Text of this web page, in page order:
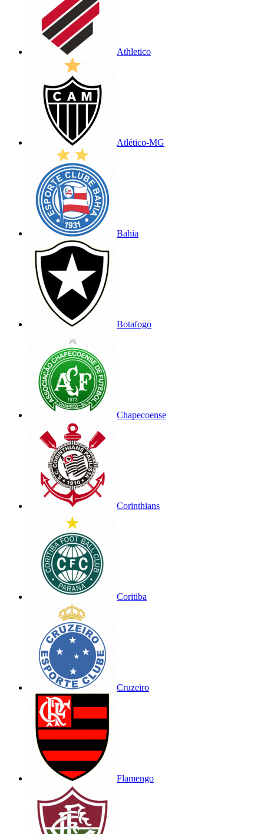
Athletico
Atlético-MG
Bahia
Botafogo
Chapecoense
Corinthians
Coritiba
Cruzeiro
Flamengo